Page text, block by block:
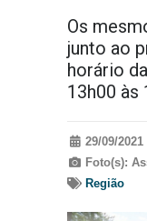
Os
junto ao
horário
13h00 às
29/09/2021
Foto(s):
Região